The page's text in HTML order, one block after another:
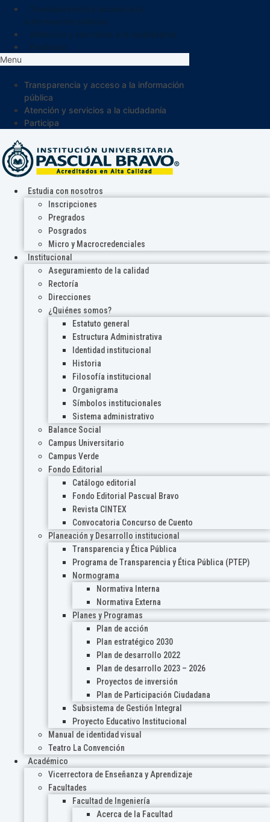
Menu
Transparencia y acceso a la información
pública
Atención y servicios a la ciudadanía
Participa
Estudia con nosotros
Inscripciones
Pregrados
Posgrados
Micro y Macrocredenciales
Institucional
Aseguramiento de la calidad
Rectoría
Direcciones
¿Quiénes somos?
Estatuto general
Estructura Administrativa
Identidad institucional
Historia
Filosofía institucional
Organigrama
Símbolos institucionales
Sistema administrativo
Balance Social
Campus Universitario
Campus Verde
Fondo Editorial
Catálogo editorial
Fondo Editorial Pascual Bravo
Revista CINTEX
Convocatoria Concurso de Cuento
Planeación y Desarrollo institucional
Transparencia y Ética Pública
Programa de Transparencia y Ética Pública (PTEP)
Normograma
Normativa Interna
Normativa Externa
Planes y Programas
Plan de acción
Plan estratégico 2030
Plan de desarrollo 2022
Plan de desarrollo 2023 – 2026
Proyectos de inversión
Plan de Participación Ciudadana
Subsistema de Gestión Integral
Proyecto Educativo Institucional
Manual de identidad visual
Teatro La Convención
Académico
Vicerrectora de Enseñanza y Aprendizaje
Facultades
Facultad de Ingeniería
Acerca de la Facultad